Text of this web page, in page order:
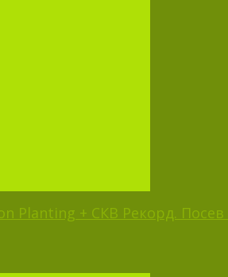
Planting + СКВ Рекорд.